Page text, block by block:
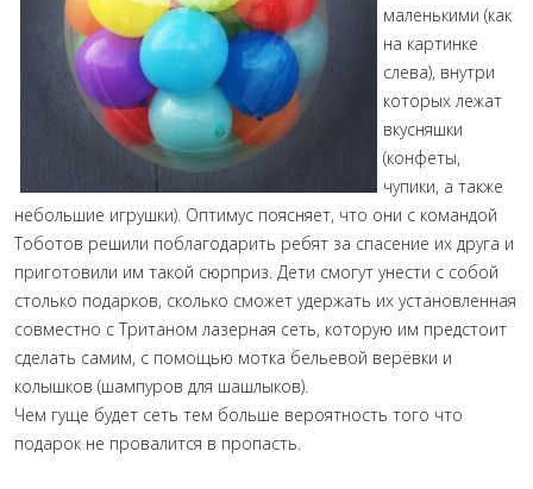
маленькими (как
на картинке
слева), внутри
которых лежат
вкусняшки
(конфеты,
чупики, а также
небольшие игрушки). Оптимус поясняет, что они с командой
Тоботов решили поблагодарить ребят за спасение их друга и
приготовили им такой сюрприз. Дети смогут унести с собой
столько подарков, сколько сможет удержать их установленная
совместно с Тританом лазерная сеть, которую им предстоит
сделать самим, с помощью мотка бельевой верёвки и
колышков (шампуров для шашлыков).
Чем гуще будет сеть тем больше вероятность того что
подарок не провалится в пропасть.